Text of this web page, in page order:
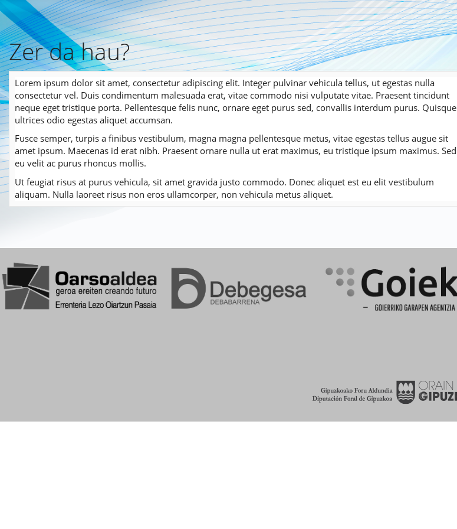
Pasar
al
contenido
principal
Zer da hau?
Lorem ipsum dolor sit amet, consectetur adipiscing elit. Integer pulvinar vehicula tellus, ut egestas nulla
consectetur vel. Duis condimentum malesuada erat, vitae commodo nisi vulputate vitae. Praesent tincidunt
neque eget tristique porta. Pellentesque felis nunc, ornare eget purus sed, convallis interdum purus. Quisque
ultrices odio egestas aliquet accumsan.
Fusce semper, turpis a finibus vestibulum, magna magna pellentesque metus, vitae egestas tellus augue sit
amet ipsum. Maecenas id erat nibh. Praesent ornare nulla ut erat maximus, eu tristique ipsum maximus. Sed
eu velit ac purus rhoncus mollis.
Ut feugiat risus at purus vehicula, sit amet gravida justo commodo. Donec aliquet est eu elit vestibulum
aliquam. Nulla laoreet risus non eros ullamcorper, non vehicula metus aliquet.